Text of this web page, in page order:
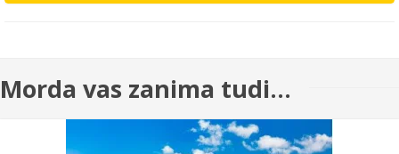
Morda vas zanima tudi...